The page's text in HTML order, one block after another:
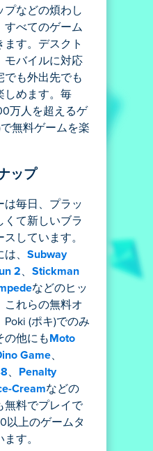
プなどの煩わし
すべてのゲーム
ます。デスクト
モバイルに対応
でも外出先でも
しめます。毎
万人を超えるゲ
無料ゲームを楽
ップ
は毎日、プラッ
くて新しいブラ
しています。
、 Subway
2、 Stickman
などのヒッ
これらの無料オ
(ポキ)でのみ
の他にも Moto
Game、
、
Penalty
Creamなどの
無料でプレイで
以上のゲームタ
す。